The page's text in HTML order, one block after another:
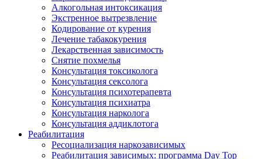
Алкогольная интоксикация
Экстренное вытрезвление
Кодирование от курения
Лечение табакокурения
Лекарственная зависимость
Снятие похмелья
Консультация токсиколога
Консультация сексолога
Консультация психотерапевта
Консультация психиатра
Консультация нарколога
Консультация аддиклотога
Реабилитация
Ресоциализация наркозависимых
Реабилитация зависимых: программа Day Top